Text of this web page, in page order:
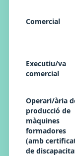
Comercial
Executiu/va
comercial
Operari/ària
producció de
màquines
formadores
(amb
de